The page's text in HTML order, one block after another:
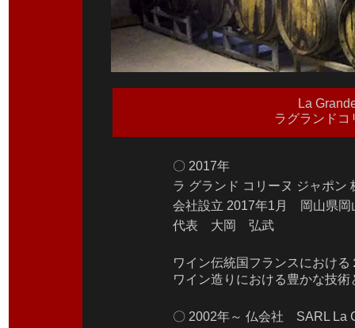
La
ラグランド
〇 2017年
ラ グランド コリーヌ ジャポン
会社設立 2017年1月 岡山県岡
代表 大岡 弘武
ワイン伝統国フランスにおけ
ワイン造りにおける豊かな技
〇 2002年～ 仏会社 SARL La